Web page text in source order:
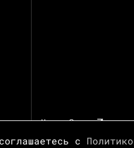
Центр Зотов
с